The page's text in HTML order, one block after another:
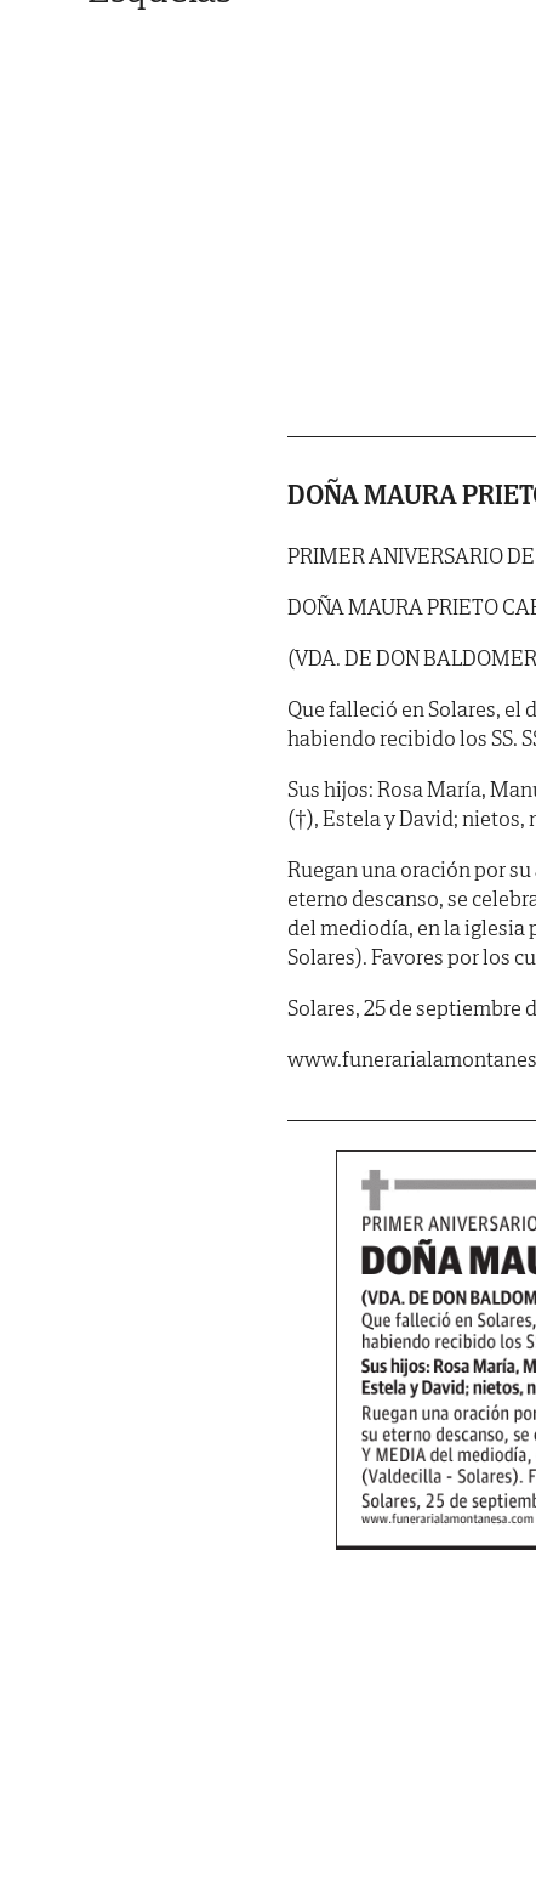
DOÑA MAURA
PRIMER ANIVERSARIO
DOÑA MAURA PRIETO
(VDA. DE DON
Que falleció en Solares, el
habiendo recibido los SS.
Sus hijos: Rosa María,
(†), Estela y David;
Ruegan una oración por
eterno descanso, se
del mediodía, en la iglesia
Solares). Favores por los
Solares, 25 de septiembre